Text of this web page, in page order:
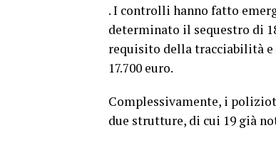
. I controlli hanno fatto
determinato il sequestro di
requisito della tracciabilità
17.700 euro.
Complessivamente, i
due strutture, di cui 19 già